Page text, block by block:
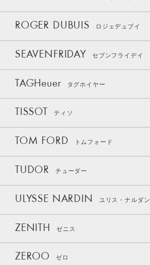
ROGER DUBUIS ロジェデュブイ
SEAVENFRIDAY セブンフライデイ
TAGHeuer タグホイヤー
TISSOT ティソ
TOM FORD トムフォード
TUDOR チューダー
ULYSSE NARDIN ユリス・ナルダン
ZENITH ゼニス
ZEROO ゼロ